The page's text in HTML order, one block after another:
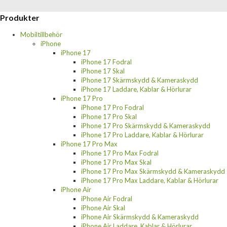
Produkter
Mobiltillbehör
iPhone
iPhone 17
iPhone 17 Fodral
iPhone 17 Skal
iPhone 17 Skärmskydd & Kameraskydd
iPhone 17 Laddare, Kablar & Hörlurar
iPhone 17 Pro
iPhone 17 Pro Fodral
iPhone 17 Pro Skal
iPhone 17 Pro Skärmskydd & Kameraskydd
iPhone 17 Pro Laddare, Kablar & Hörlurar
iPhone 17 Pro Max
iPhone 17 Pro Max Fodral
iPhone 17 Pro Max Skal
iPhone 17 Pro Max Skärmskydd & Kameraskydd
iPhone 17 Pro Max Laddare, Kablar & Hörlurar
iPhone Air
iPhone Air Fodral
iPhone Air Skal
iPhone Air Skärmskydd & Kameraskydd